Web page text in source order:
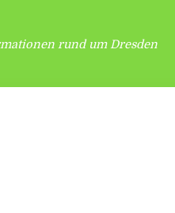
rund um Dresden